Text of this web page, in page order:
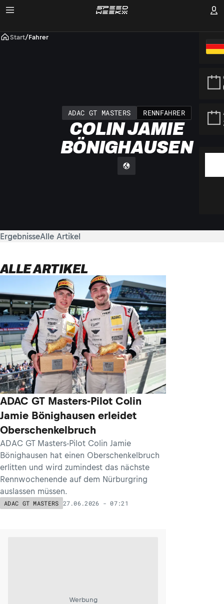
Start/Fahrer
ADAC GT MASTERS RENNFAHRER
COLIN JAMIE
BÖNIGHAUSEN
ErgebnisseAlle Artikel
ALLE ARTIKEL
ADAC GT Masters-Pilot Colin
Jamie Bönighausen erleidet
Oberschenkelbruch
ADAC GT Masters-Pilot Colin Jamie
Bönighausen hat einen Oberschenkelbruch
erlitten und wird zumindest das nächste
Rennwochenende auf dem Nürburgring
auslassen müssen.
ADAC GT MASTERS 27.06.2026 - 07:21
Werbung